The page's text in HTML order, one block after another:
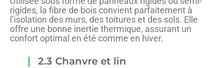
rigides, la fibre de bois convient parfaitement à
l’isolation des murs, des toitures et des sols. Elle
offre une bonne inertie thermique, assurant un
confort optimal en été comme en hiver.
2.3 Chanvre et lin